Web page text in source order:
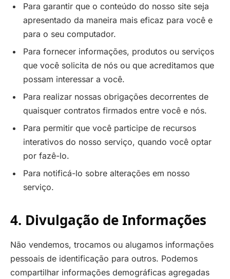
Para garantir que o conteúdo do nosso site seja
apresentado da maneira mais eficaz para você e
para o seu computador.
Para fornecer informações, produtos ou serviços
que você solicita de nós ou que acreditamos que
possam interessar a você.
Para realizar nossas obrigações decorrentes de
quaisquer contratos firmados entre você e nós.
Para permitir que você participe de recursos
interativos do nosso serviço, quando você optar
por fazê-lo.
Para notificá-lo sobre alterações em nosso
serviço.
4. Divulgação de Informações
Não vendemos, trocamos ou alugamos informações
pessoais de identificação para outros. Podemos
compartilhar informações demográficas agregadas